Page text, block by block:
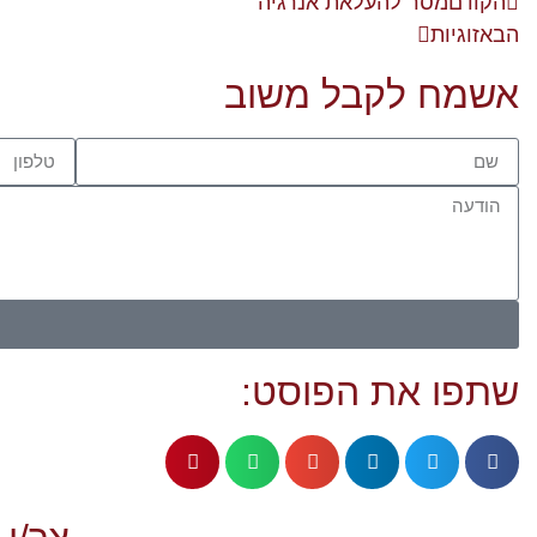
הבאזוגיות
אשמח לקבל משוב
שתפו את הפוסט: